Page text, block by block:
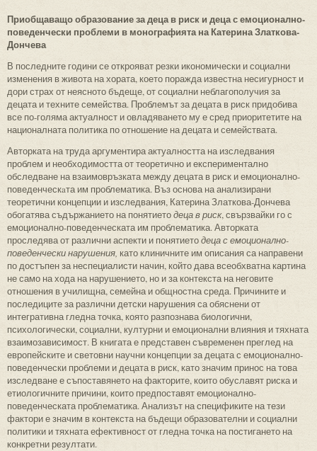
Приобщаващо образование за деца в риск и деца с емоционално-
поведенчески проблеми в монографията на Катерина Златкова-
Дончева
В последните години се открояват резки икономически и социални
изменения в живота на хората, което поражда известна несигурност и
дори страх от неясното бъдеще, от социални неблагополучия за
децата и техните семейства. Проблемът за децата в риск придобива
все по-голяма актуалност и овладяването му е сред приоритетите на
националната политика по отношение на децата и семействата.
Авторката на труда аргументира актуалността на изследвания
проблем и необходимостта от теоретично и експериментално
обследване на взаимовръзката между децата в риск и емоционално-
поведенческaта им проблематика. Въз основа на анализирани
теоретични концепции и изследвания, Катерина Златкова-Дончева
обогатява съдържанието на понятиетодеца в риск, свързвайки го с
емоционално-поведенческата им проблематика. Авторката
проследява от различни аспекти и понятиетодеца с емоционално-
поведенчески нарушения, като клиничните им описания са направени
по достъпен за неспециалисти начин, който дава всеобхватна картина
не само на хода на нарушението, но и за контекста на неговите
отношения в училищна, семейна и общностна среда. Причините и
последиците за различни детски нарушения са обяснени от
интегративна гледна точка, която разпознава биологични,
психологически, социални, културни и емоционални влияния и тяхната
взаимозависимост. В книгата е представен съвременен преглед на
европейските и световни научни концепции за децата с емоционално-
поведенчески проблеми и децата в риск, като значим принос на това
изследване е съпоставянето на факторите, които обуславят риска и
етиологичните причини, които предпоставят емоционално-
поведенческата проблематика. Анализът на спецификите на тези
фактори е значим в контекста на бъдещи образователни и социални
политики и тяхната ефективност от гледна точка на постигането на
конкретни резултати.